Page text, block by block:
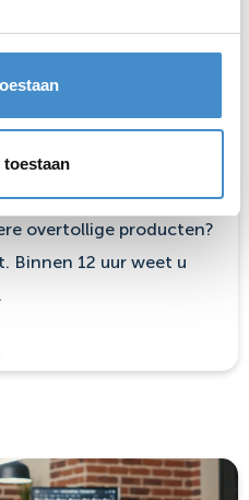
toestaan
voorraadvan vorig
overtollige producten?
Binnen 12 uur weet u